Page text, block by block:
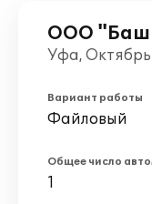
ООО
Уфа, Октябрь
Вариант работы
Файловый
Общее число
1